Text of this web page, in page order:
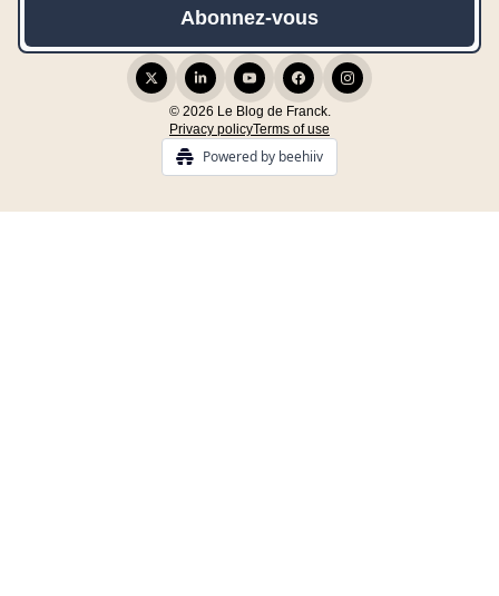
© 2026 Le Blog de Franck.
Privacy policyTerms of use
Powered by beehiiv